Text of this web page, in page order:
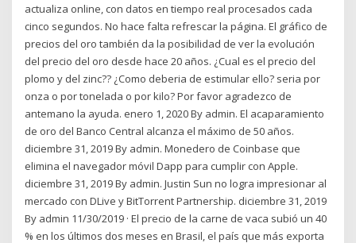
actualiza online, con datos en tiempo real procesados cada
cinco segundos. No hace falta refrescar la página. El gráfico de
precios del oro también da la posibilidad de ver la evolución
del precio del oro desde hace 20 años. ¿Cual es el precio del
plomo y del zinc?? ¿Como deberia de estimular ello? seria por
onza o por tonelada o por kilo? Por favor agradezco de
antemano la ayuda. enero 1, 2020 By admin. El acaparamiento
de oro del Banco Central alcanza el máximo de 50 años.
diciembre 31, 2019 By admin. Monedero de Coinbase que
elimina el navegador móvil Dapp para cumplir con Apple.
diciembre 31, 2019 By admin. Justin Sun no logra impresionar al
mercado con DLive y BitTorrent Partnership. diciembre 31, 2019
By admin 11/30/2019 · El precio de la carne de vaca subió un 40
% en los últimos dos meses en Brasil, el país que más exporta